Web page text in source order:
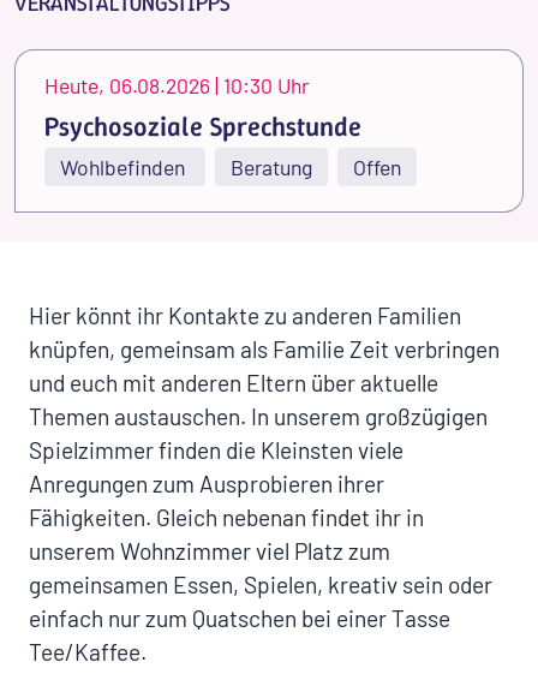
Heute, 06.08.2026 | 10:30 Uhr
Psychosoziale Sprechstunde
Wohlbefinden Beratung Offen
Hier könnt ihr Kontakte zu anderen Familien
knüpfen, gemeinsam als Familie Zeit verbringen
und euch mit anderen Eltern über aktuelle
Themen austauschen. In unserem großzügigen
Spielzimmer finden die Kleinsten viele
Anregungen zum Ausprobieren ihrer
Fähigkeiten. Gleich nebenan findet ihr in
unserem Wohnzimmer viel Platz zum
gemeinsamen Essen, Spielen, kreativ sein oder
einfach nur zum Quatschen bei einer Tasse
Tee/Kaffee.